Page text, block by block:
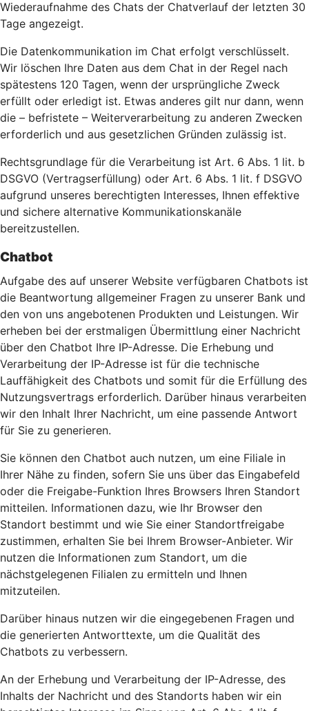
Wiederaufnahme des Chats der Chatverlauf der letzten 30
Tage angezeigt.
Die Datenkommunikation im Chat erfolgt verschlüsselt.
Wir löschen Ihre Daten aus dem Chat in der Regel nach
spätestens 120 Tagen, wenn der ursprüngliche Zweck
erfüllt oder erledigt ist. Etwas anderes gilt nur dann, wenn
die – befristete – Weiterverarbeitung zu anderen Zwecken
erforderlich und aus gesetzlichen Gründen zulässig ist.
Rechtsgrundlage für die Verarbeitung ist Art. 6 Abs. 1 lit. b
DSGVO (Vertragserfüllung) oder Art. 6 Abs. 1 lit. f DSGVO
aufgrund unseres berechtigten Interesses, Ihnen effektive
und sichere alternative Kommunikationskanäle
bereitzustellen.
Chatbot
Aufgabe des auf unserer Website verfügbaren Chatbots ist
die Beantwortung allgemeiner Fragen zu unserer Bank und
den von uns angebotenen Produkten und Leistungen. Wir
erheben bei der erstmaligen Übermittlung einer Nachricht
über den Chatbot Ihre IP-Adresse. Die Erhebung und
Verarbeitung der IP-Adresse ist für die technische
Lauffähigkeit des Chatbots und somit für die Erfüllung des
Nutzungsvertrags erforderlich. Darüber hinaus verarbeiten
wir den Inhalt Ihrer Nachricht, um eine passende Antwort
für Sie zu generieren.
Sie können den Chatbot auch nutzen, um eine Filiale in
Ihrer Nähe zu finden, sofern Sie uns über das Eingabefeld
oder die Freigabe-Funktion Ihres Browsers Ihren Standort
mitteilen. Informationen dazu, wie Ihr Browser den
Standort bestimmt und wie Sie einer Standortfreigabe
zustimmen, erhalten Sie bei Ihrem Browser-Anbieter. Wir
nutzen die Informationen zum Standort, um die
nächstgelegenen Filialen zu ermitteln und Ihnen
mitzuteilen.
Darüber hinaus nutzen wir die eingegebenen Fragen und
die generierten Antworttexte, um die Qualität des
Chatbots zu verbessern.
An der Erhebung und Verarbeitung der IP-Adresse, des
Inhalts der Nachricht und des Standorts haben wir ein